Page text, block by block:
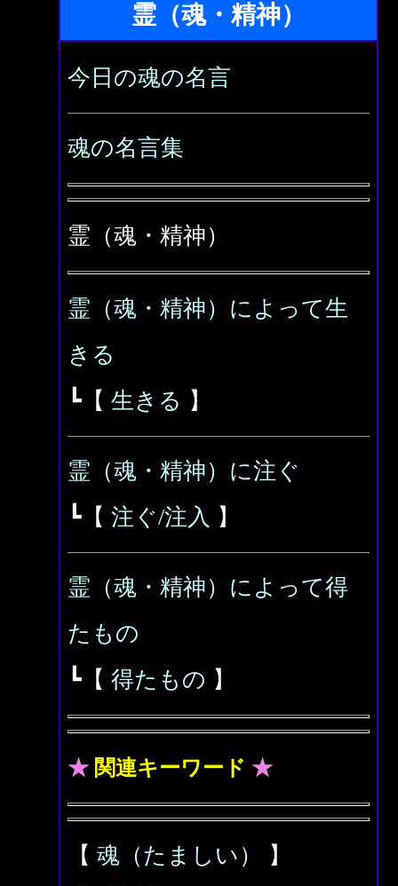
霊（魂・精神）
今日の魂の名言
魂の名言集
霊（魂・精神）
霊（魂・精神）によって生
きる
┗【 生きる 】
霊（魂・精神）に注ぐ
┗【 注ぐ/注入 】
霊（魂・精神）によって得
たもの
┗【 得たもの 】
★ 関連キーワード ★
【 魂（たましい）
】